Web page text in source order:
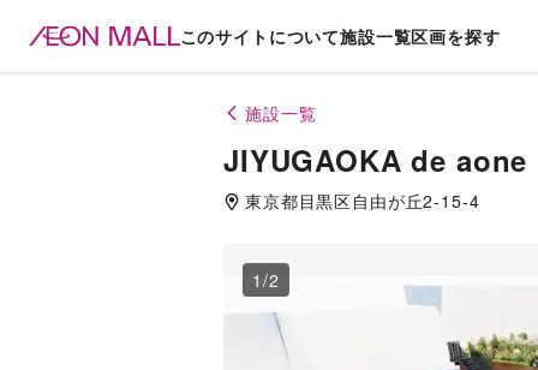
このサイトについて施設一覧区画を探す
施設一覧
JIYUGAOKA de aone
東京都目黒区自由が丘2-15-4
1 /2